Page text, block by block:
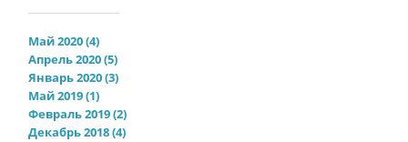
Май 2020 (4)
Апрель 2020 (5)
Январь 2020 (3)
Май 2019 (1)
Февраль 2019 (2)
Декабрь 2018 (4)